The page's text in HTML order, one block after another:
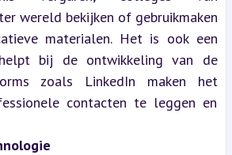
wereld bekijken of gebruikmaken
materialen. Het is ook een
bij de ontwikkeling van de
zoals LinkedIn maken het
contacten te leggen en